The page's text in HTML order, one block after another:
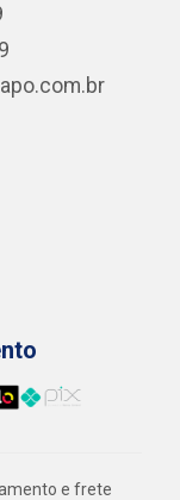
e frete